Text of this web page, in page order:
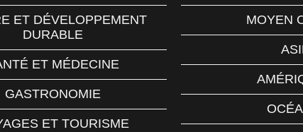
ET DÉVELOPPEMENT
DURABLE
ET MÉDECINE
GASTRONOMIE
ET TOURISME
MOYEN